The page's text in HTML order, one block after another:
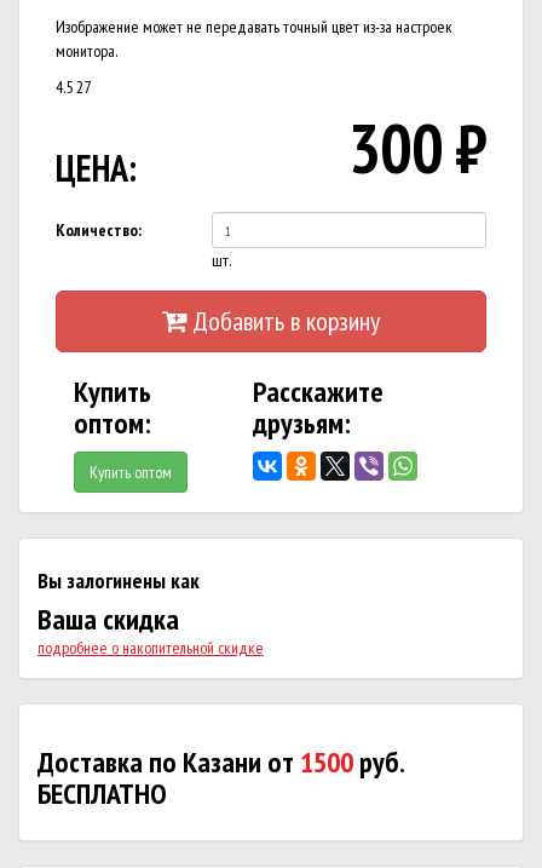
Изображение может не передавать точный цвет из-за настроек
монитора.
4.527
ЦЕНА: 300₽
Количество:
шт.
Добавить в корзину
Купить
оптом:
Купить оптом
Расскажите
друзьям:
Вы залогинены как
Ваша скидка
подробнее о накопительной скидке
Доставка по Казани от 1500руб.
БЕСПЛАТНО